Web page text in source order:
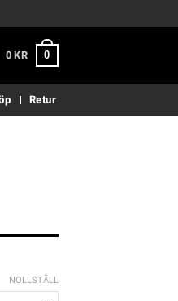
0KR 0
Retur
NOLLSTÄLL